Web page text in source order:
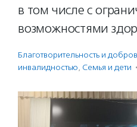
в том числе с
возможностями
Благотвори­тель­ность и
инвалидностью, Семья и дети ·